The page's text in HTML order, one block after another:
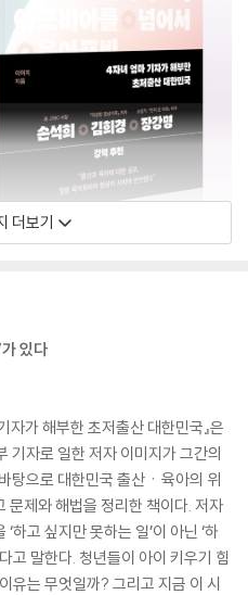
더보기
있다
자가 해부한 초저출산 대한민국』은
기자로 일한 저자 이미지가 그간의
탕으로 대한민국 출산ㆍ육아의 위
문제와 해법을 정리한 책이다. 저자
하고 싶지만 못하는 일’이 아닌 ‘하
고 말한다. 청년들이 아이 키우기 힘
유는 무엇일까? 그리고 지금 이 시